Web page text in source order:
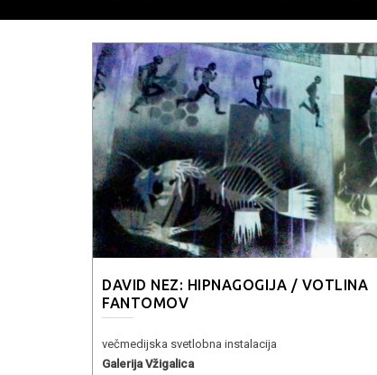
DAVID NEZ: HIPNAGOGIJA / VOTLINA
FANTOMOV
večmedijska svetlobna instalacija
Galerija Vžigalica